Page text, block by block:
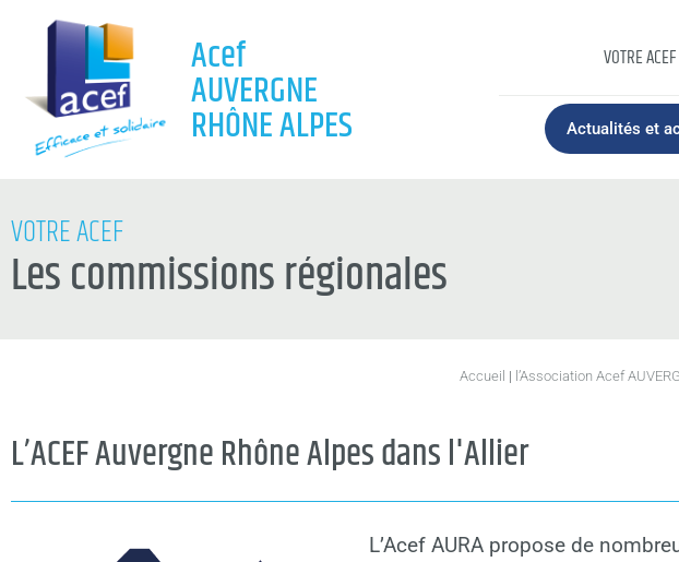
Acef
AUVERGNE
RHÔNE ALPES
VOTRE ACEF
Actualités et
VOTRE ACEF
Les commissions régionales
Accueil | l’Association Acef
L’ACEF Auvergne Rhône Alpes dans l'Allier
L’Acef AURA propose de